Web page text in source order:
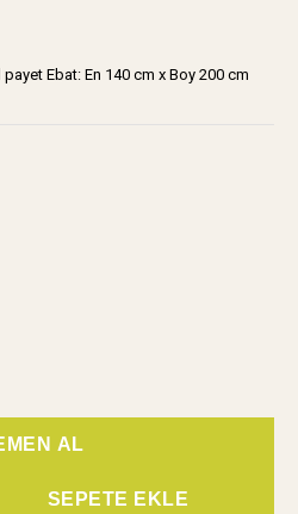
Ebat: En 140 cm x Boy 200 cm